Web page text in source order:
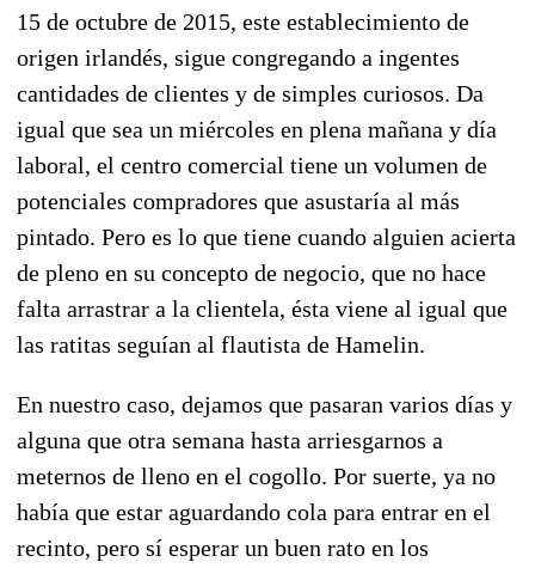
15 de octubre de 2015, este establecimiento de
origen irlandés, sigue congregando a ingentes
cantidades de clientes y de simples curiosos. Da
igual que sea un miércoles en plena mañana y día
laboral, el centro comercial tiene un volumen de
potenciales compradores que asustaría al más
pintado. Pero es lo que tiene cuando alguien acierta
de pleno en su concepto de negocio, que no hace
falta arrastrar a la clientela, ésta viene al igual que
las ratitas seguían al flautista de Hamelin.
En nuestro caso, dejamos que pasaran varios días y
alguna que otra semana hasta arriesgarnos a
meternos de lleno en el cogollo. Por suerte, ya no
había que estar aguardando cola para entrar en el
recinto, pero sí esperar un buen rato en los